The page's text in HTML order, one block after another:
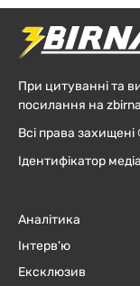
При цитуванні та
посилання на
Всі права
Ідентифікатор
Аналітика
Інтерв'ю
Ексклюзив